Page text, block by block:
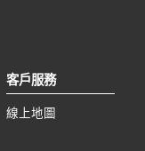
客戶服務
線上地圖